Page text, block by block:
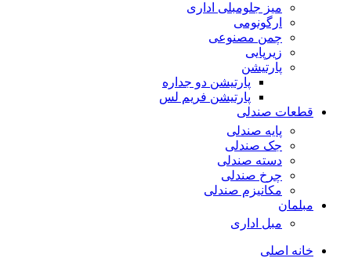
میز جلومبلی اداری
ارگونومی
چمن مصنوعی
زیرپایی
پارتیشن
پارتیشن دو جداره
پارتیشن فریم لس
قطعات صندلی
پایه صندلی
جک صندلی
دسته صندلی
چرخ صندلی
مکانیزم صندلی
مبلمان
مبل اداری
خانه اصلی